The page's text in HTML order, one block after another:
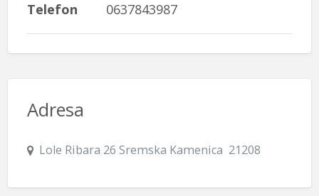
Telefon 0637843987
Adresa
Lole Ribara 26 Sremska Kamenica 21208